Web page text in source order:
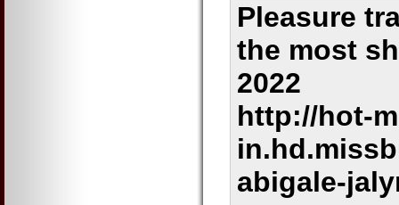
Pleasure
the most
2022
http://hot-
abigale-